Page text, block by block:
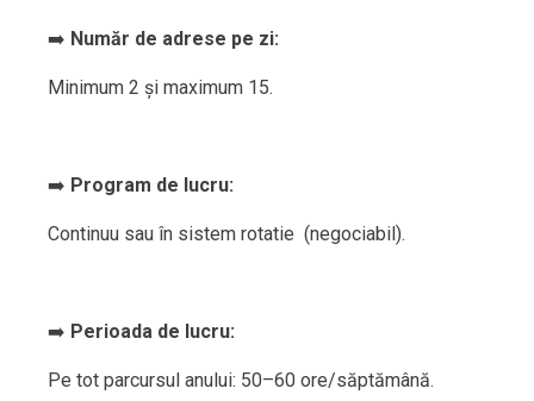
➡️ Număr de adrese pe zi:
Minimum 2 și maximum 15.
➡️ Program de lucru:
Continuu sau în sistem rotatie (negociabil).
➡️ Perioada de lucru:
Pe tot parcursul anului: 50–60 ore/săptămână.